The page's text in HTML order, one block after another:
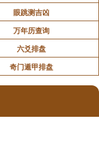
眼跳测吉凶
万年历查询
六爻排盘
奇门遁甲排盘